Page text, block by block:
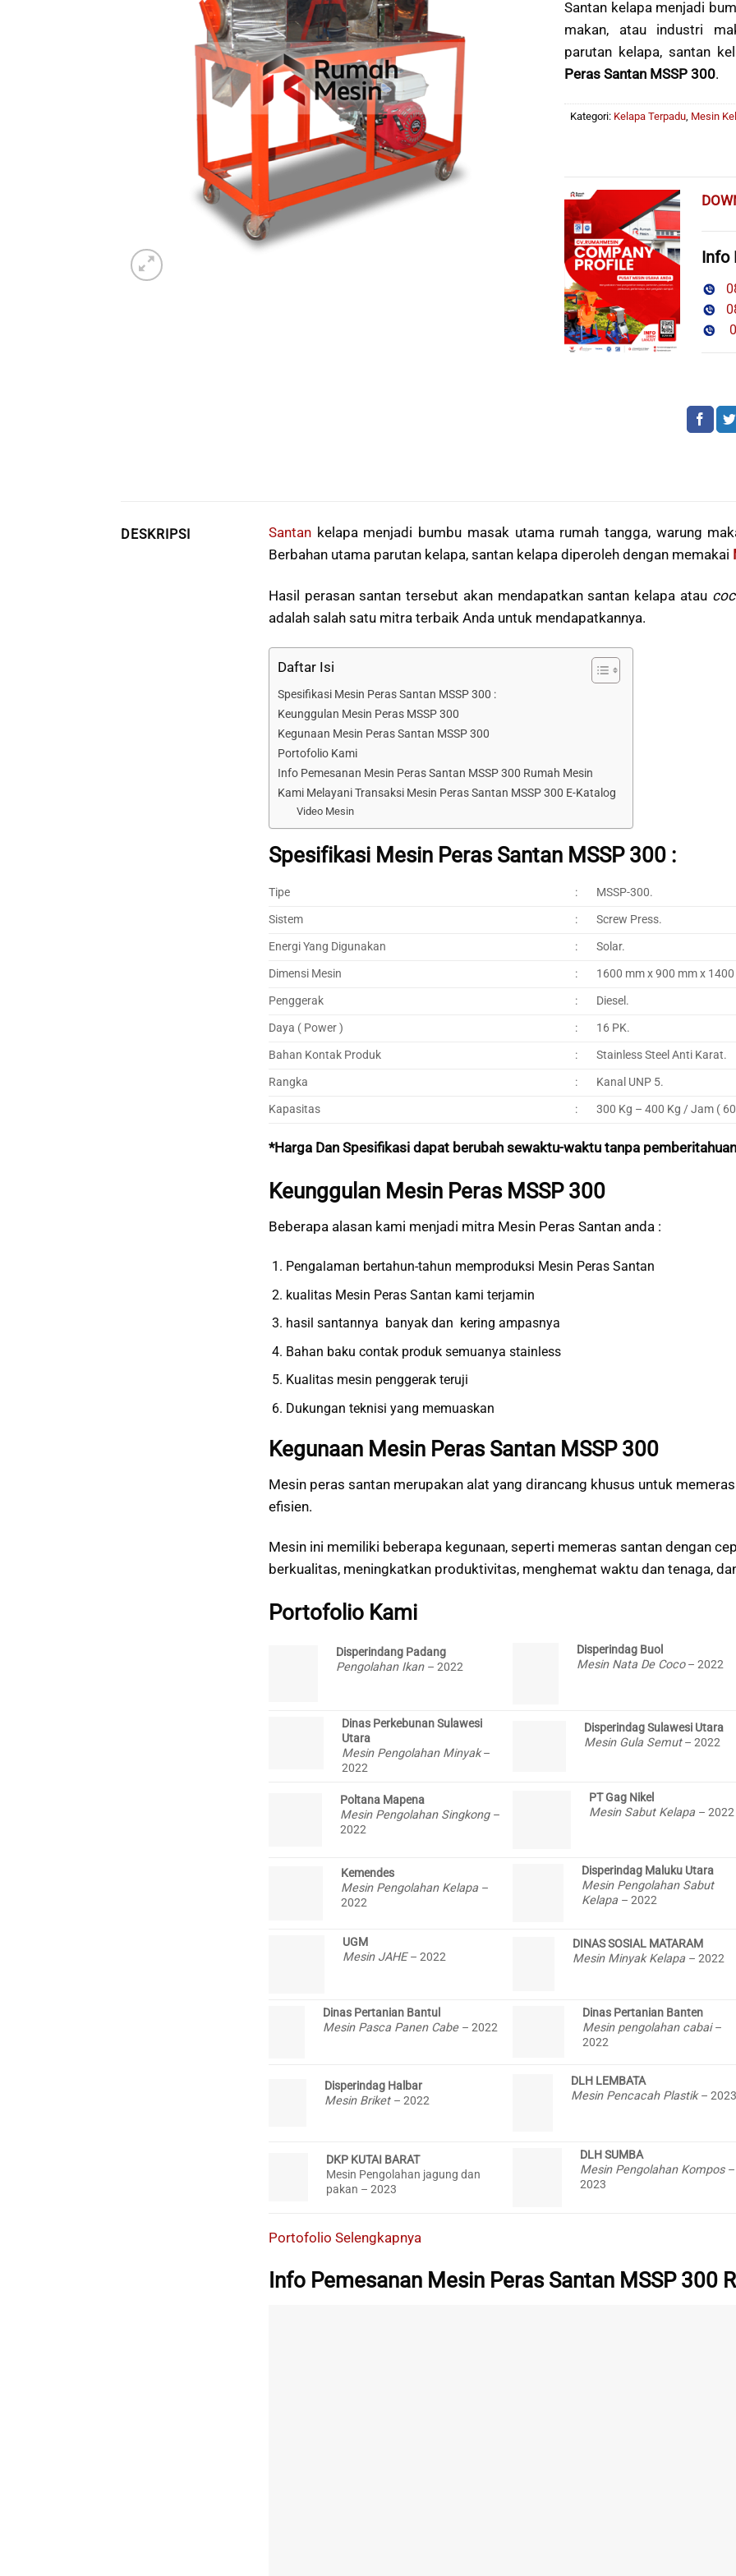
Santan kelapa menjadi
makan, atau industri
parutan kelapa, santan
Peras Santan MSSP 300.
Kategori: Kelapa Terpadu, Mesin
Info
DESKRIPSI Santan kelapa menjadi bumbu masak utama rumah tangga, warung
Berbahan utama parutan kelapa, santan kelapa diperoleh dengan memakai
Hasil perasan santan tersebut akan mendapatkan santan kelapa atau
adalah salah satu mitra terbaik Anda untuk mendapatkannya.
Daftar Isi
Spesifikasi Mesin Peras Santan MSSP 300 :
Keunggulan Mesin Peras MSSP 300
Kegunaan Mesin Peras Santan MSSP 300
Portofolio Kami
Info Pemesanan Mesin Peras Santan MSSP 300 Rumah Mesin
Kami Melayani Transaksi Mesin Peras Santan MSSP 300 E-Katalog
Video Mesin
Spesifikasi Mesin Peras Santan MSSP 300 :
Tipe :
MSSP-300.
Sistem
:
Screw Press.
Energi Yang Digunakan
:
Solar.
Dimensi Mesin
:
1600 mm x 900 mm x
Penggerak
:
Diesel.
Daya ( Power )
:
16 PK.
Bahan Kontak Produk
:
Stainless Steel Anti Karat.
Rangka
:
Kanal UNP 5.
Kapasitas
: 300 Kg – 400 Kg / Jam (
*Harga Dan Spesifikasi dapat berubah sewaktu-waktu tanpa
Keunggulan Mesin Peras MSSP 300
Beberapa alasan kami menjadi mitra Mesin Peras Santan anda :
Pengalaman bertahun-tahun memproduksi Mesin Peras Santan
kualitas Mesin Peras Santan kami terjamin
hasil santannya banyak dan kering ampasnya
Bahan baku contak produk semuanya stainless
Kualitas mesin penggerak teruji
Dukungan teknisi yang memuaskan
Kegunaan Mesin Peras Santan MSSP 300
Mesin peras santan merupakan alat yang dirancang khusus untuk
efisien.
Mesin ini memiliki beberapa kegunaan, seperti memeras santan dengan
berkualitas, meningkatkan produktivitas, menghemat waktu dan tenaga,
Portofolio Kami
Disperindang Padang
Pengolahan Ikan – 2022
Disperindag Buol
Mesin Nata De Coco– 2022
Dinas Perkebunan Sulawesi
Utara
Mesin Pengolahan Minyak–
2022
Disperindag Sulawesi Utara
Mesin Gula Semut– 2022
Poltana Mapena
Mesin Pengolahan Singkong –
2022
PT Gag Nikel
Mesin Sabut Kelapa – 2022
Kemendes
Mesin Pengolahan Kelapa –
2022
Disperindag Maluku Utara
Mesin Pengolahan Sabut
Kelapa – 2022
UGM
Mesin JAHE– 2022
DINAS SOSIAL MATARAM
Mesin Minyak Kelapa – 2022
Dinas Pertanian Bantul
Mesin Pasca Panen Cabe – 2022
Dinas Pertanian Banten
Mesin pengolahan cabai–
2022
Disperindag Halbar
Mesin Briket – 2022
DLH LEMBATA
Mesin Pencacah Plastik– 2023
DKP KUTAI BARAT
Mesin Pengolahan jagung dan
pakan – 2023
DLH SUMBA
Mesin Pengolahan Kompos –
2023
Portofolio Selengkapnya
Info Pemesanan Mesin Peras Santan MSSP 300